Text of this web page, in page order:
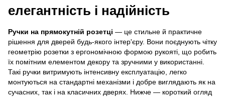
елегантність і надійність
Ручки на прямокутній розетці — це стильне й практичне
рішення для дверей будь-якого інтер'єру. Вони поєднують чітку
геометрію розетки з ергономічною формою рукояті, що робить
їх помітним елементом декору та зручними у використанні.
Такі ручки витримують інтенсивну експлуатацію, легко
монтуються на стандартні механізми і добре виглядають як на
сучасних, так і на класичних дверях. Нижче — короткий огляд